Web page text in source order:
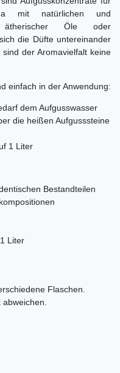
mit natürlichen und
ätherischer Öle oder
die Düfte untereinander
der Aromavielfalt keine
einfach in der Anwendung:
dem Aufgusswasser
die heißen Aufgusssteine
1 Liter
Bestandteilen
Liter
Flaschen.